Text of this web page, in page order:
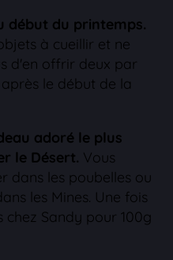
début du printemps.
à cueillir et ne
d'en offrir deux par
le début de la
adoré le plus
le Désert. Vous
dans les poubelles ou
les Mines. Une fois
chez Sandy pour 100g